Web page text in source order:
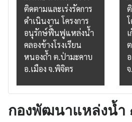
ติดตามและเร่งรัดการ
ดำเนินงาน โครงการ
อนุรักษ์ฟื้นฟูแหล่งน้ำ
คลองข้างโรงเรียน
หนองถ้ำ ต.ป่ามะคาบ
อ.เมือง จ.พิจิตร
กองพัฒนาแหล่งน้ำ